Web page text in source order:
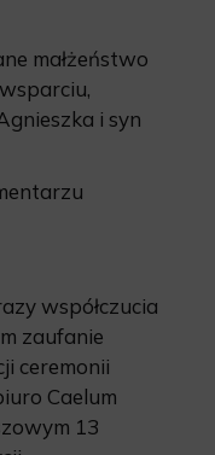
małżeństwo
i syn
współczucia
zaufanie
ceremonii
Caelum
13